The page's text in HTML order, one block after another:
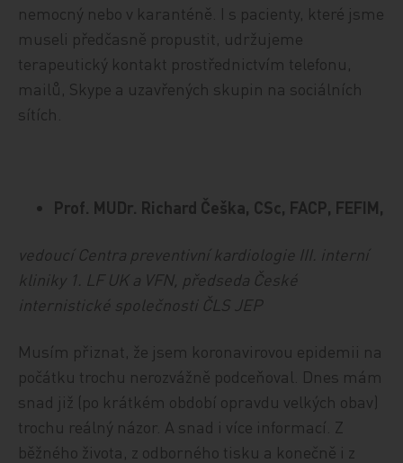
nemocný nebo v karanténě. I s pacienty, které jsme
museli předčasně propustit, udržujeme
terapeutický kontakt prostřednictvím telefonu,
mailů, Skype a uzavřených skupin na sociálních
sítích.
Prof. MUDr. Richard Češka, CSc, FACP, FEFIM,
vedoucí Centra preventivní kardiologie III. interní
kliniky 1. LF UK a VFN, předseda České
internistické společnosti ČLS JEP
Musím přiznat, že jsem koronavirovou epidemii na
počátku trochu nerozvážně podceňoval. Dnes mám
snad již (po krátkém období opravdu velkých obav)
trochu reálný názor. A snad i více informací. Z
běžného života, z odborného tisku a konečně i z